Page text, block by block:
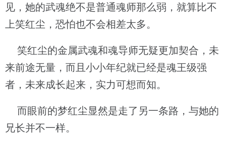
见，她的武魂绝不是普通魂师那么弱，就算比不
上笑红尘，恐怕也不会相差太多。
笑红尘的金属武魂和魂导师无疑更加契合，未
来前途无量，而且小小年纪就已经是魂王级强
者，未来成长起来，实力可想而知。
而眼前的梦红尘显然是走了另一条路，与她的
兄长并不一样。